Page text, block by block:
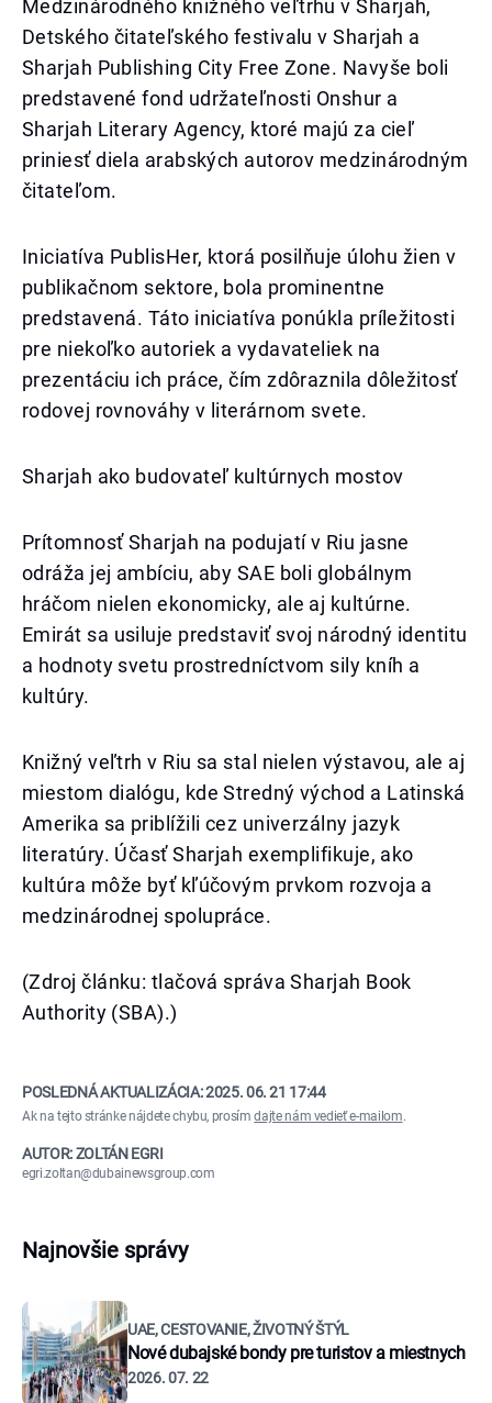
Medzinárodného knižného veľtrhu v Sharjah,
Detského čitateľského festivalu v Sharjah a
Sharjah Publishing City Free Zone. Navyše boli
predstavené fond udržateľnosti Onshur a
Sharjah Literary Agency, ktoré majú za cieľ
priniesť diela arabských autorov medzinárodným
čitateľom.
Iniciatíva PublisHer, ktorá posilňuje úlohu žien v
publikačnom sektore, bola prominentne
predstavená. Táto iniciatíva ponúkla príležitosti
pre niekoľko autoriek a vydavateliek na
prezentáciu ich práce, čím zdôraznila dôležitosť
rodovej rovnováhy v literárnom svete.
Sharjah ako budovateľ kultúrnych mostov
Prítomnosť Sharjah na podujatí v Riu jasne
odráža jej ambíciu, aby SAE boli globálnym
hráčom nielen ekonomicky, ale aj kultúrne.
Emirát sa usiluje predstaviť svoj národný identitu
a hodnoty svetu prostredníctvom sily kníh a
kultúry.
Knižný veľtrh v Riu sa stal nielen výstavou, ale aj
miestom dialógu, kde Stredný východ a Latinská
Amerika sa priblížili cez univerzálny jazyk
literatúry. Účasť Sharjah exemplifikuje, ako
kultúra môže byť kľúčovým prvkom rozvoja a
medzinárodnej spolupráce.
(Zdroj článku: tlačová správa Sharjah Book
Authority (SBA).)
POSLEDNÁ AKTUALIZÁCIA:2025. 06. 21 17:44
Ak na tejto stránke nájdete chybu, prosímdajte nám vedieť e-mailom.
AUTOR: ZOLTÁN EGRI
egri.zoltan@dubainewsgroup.com
Najnovšie správy
UAE, CESTOVANIE, ŽIVOTNÝ ŠTÝL
Nové dubajské bondy pre turistov a miestnych
2026. 07. 22